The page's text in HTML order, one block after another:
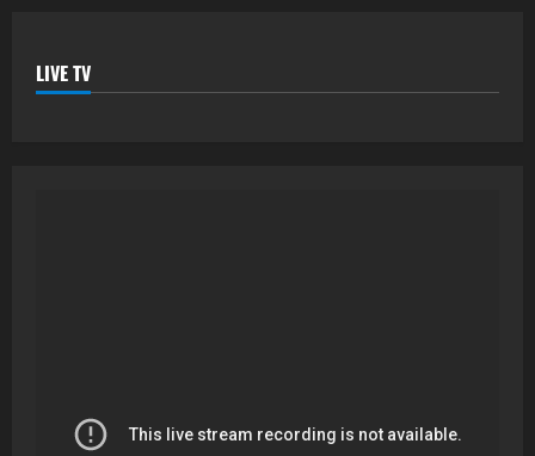
LIVE TV